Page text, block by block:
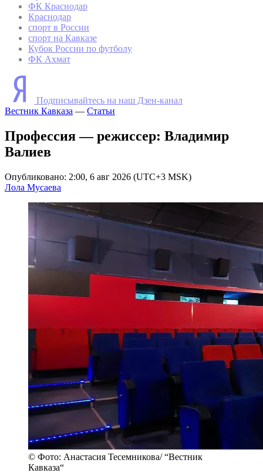
ФК Краснодар
Краснодар
спорт в России
спорт на Кавказе
Кубок России по футболу
ФК Ахмат
Подписывайтесь на наш Дзен-канал
Вестник Кавказа — Статьи
Профессия — режиссер: Владимир
Валиев
Опубликовано: 2:00, 6 авг 2026 (UTC+3 MSK)
Лола Мусаева
© Фото: Анастасия Тесемникова/ “Вестник
Кавказа“